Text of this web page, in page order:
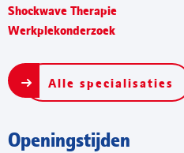
Shockwave Therapie
Werkplekonderzoek
Alle specialisaties
Openingstijden